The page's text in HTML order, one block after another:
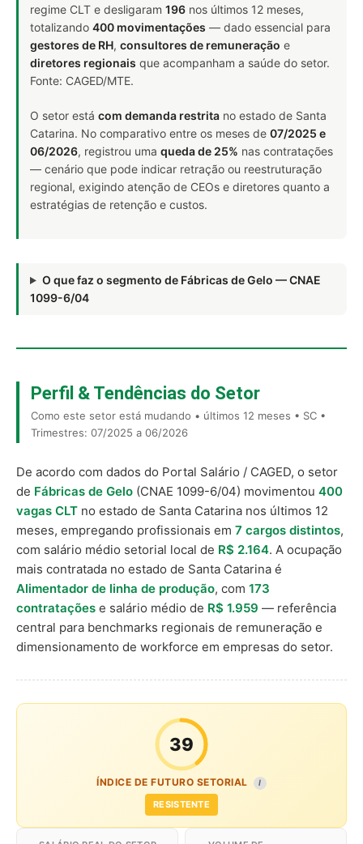
regime CLT e desligaram 196 nos últimos 12 meses,
totalizando 400 movimentações — dado essencial para
gestores de RH, consultores de remuneração e
diretores regionais que acompanham a saúde do setor.
Fonte: CAGED/MTE.
O setor está com demanda restrita no estado de Santa
Catarina. No comparativo entre os meses de 07/2025 e
06/2026, registrou uma queda de 25% nas contratações
— cenário que pode indicar retração ou reestruturação
regional, exigindo atenção de CEOs e diretores quanto a
estratégias de retenção e custos.
O que faz o segmento de Fábricas de Gelo — CNAE
1099-6/04
Perfil & Tendências do Setor
Como este setor está mudando • últimos 12 meses • SC •
Trimestres: 07/2025 a 06/2026
De acordo com dados do Portal Salário / CAGED, o setor
de Fábricas de Gelo (CNAE 1099-6/04) movimentou 400
vagas CLT no estado de Santa Catarina nos últimos 12
meses, empregando profissionais em 7 cargos distintos,
com salário médio setorial local de R$ 2.164. A ocupação
mais contratada no estado de Santa Catarina é
Alimentador de linha de produção, com 173
contratações e salário médio de R$ 1.959 — referência
central para benchmarks regionais de remuneração e
dimensionamento de workforce em empresas do setor.
39
ÍNDICE DE FUTURO SETORIAL I
RESISTENTE